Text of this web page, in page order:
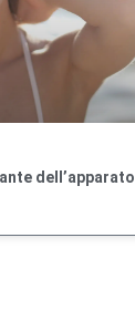
dell’apparato